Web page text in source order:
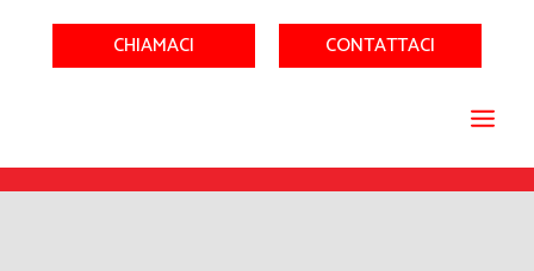
CHIAMACI CONTATTACI